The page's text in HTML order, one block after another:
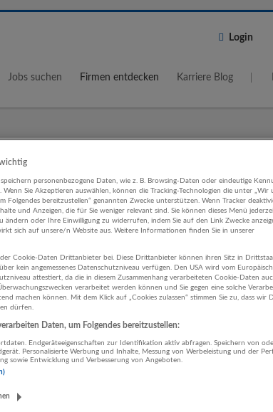
Login
Jobs suchen Firmen entdecken Karriere Blog
5 km
PR Land- und
Unternehmen
CONSULTING
bei Salzburg
| Finanz- und Versicherungsleistungen |
wichtig
personenbezogene Daten, wie z. B. Browsing-Daten oder eindeutige
Sie Akzeptieren auswählen, können die Tracking-Technologien die unter „Wir
Folgendes bereitzustellen“ genannten Zwecke unterstützen. Wenn Tracker
und Anzeigen, die für Sie weniger relevant sind. Sie können dieses Menü
ändern oder Ihre Einwilligung zu widerrufen, indem Sie auf den Link Zwecke
sich auf unsere/n Website aus. Weitere Informationen finden Sie in unserer
Cookie-Daten Drittanbieter bei. Diese Drittanbieter können ihren Sitz in
über kein angemessenes Datenschutzniveau verfügen. Den USA wird vom
attestiert, da die in diesem Zusammenhang verarbeiteten Cookie-Daten
verarbeitet werden können und Sie gegen eine solche
machen können. Mit dem Klick auf „Cookies zulassen“ stimmen Sie zu, dass wir
dürfen.
Daten, um Folgendes bereitzustellen:
Endgeräteeigenschaften zur Identifikation aktiv abfragen. Speichern von
Personalisierte Werbung und Inhalte, Messung von Werbeleistung und der
sowie Entwicklung und Verbesserung von Angeboten.